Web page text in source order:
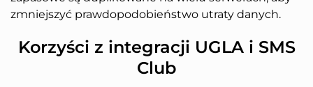
zmniejszyć prawdopodobieństwo utraty danych.
Korzyści z integracji UGLA i SMS
Club